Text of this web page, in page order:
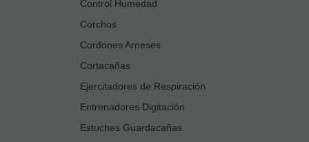
Control Humedad
Corchos
Cordones Arneses
Cortacañas
Ejercitadores de Respiración
Entrenadores Digitación
Estuches Guardacañas